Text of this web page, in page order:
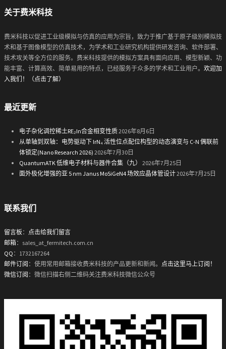
关于费米科技
费米科技以促进工业级模拟与仿真的应用为宗旨，致力于推广基于原子级别模拟技
术和基于图像模型的仿真技术，为学术和工业研究机构提供研发咨询、软件部署、
技术攻关等全方位的服务。费米科技提供的模拟方案具有面向应用、模型新颖、功
能丰富、计算高效、简单易用的特点，已经服务于众多的学术和工业用户。 欢迎加
入我们！（点击了解）
最近更新
电子杂化调控稀土RE₂In合金相变性质2026年8月6日
从单轴到双轴：电势驱动下 IrN₄ 活性位点配位构型的动态演变与 C-N 偶联前
体锁定(Nano Research 2026) 2026年7月30日
QuantumATK 低维电子材料与器件合集（九）
2026年7月25日
面外极化增强的亚 5 nm Janus MoSiGeN4 场效应晶体管设计2026年7月25日
联系我们
留言板 ： 点击给我们留言
邮箱：sales_at_fermitech.com.cn
QQ ：1732167264
邮件订阅 ：使用常用邮箱接收费米科技的产品更新和新闻。 点击这里马上订阅！
微信订阅 ：微信扫描右侧二维码关注费米科技微信公众号